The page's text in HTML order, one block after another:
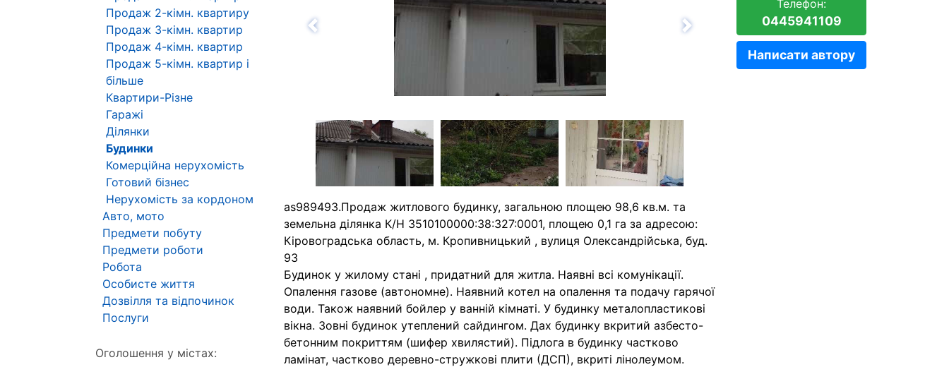
Назад
as989493.Продаж житлового будинку, загальною площею 98,6 кв.м. та
земельна ділянка К/Н 3510100000:38:327:0001, площею 0,1 га за адресою:
Кіровоградська область, м. Кропивницький , вулиця Олександрійська, буд.
93
Будинок у жилому стані , придатний для житла. Наявні всі комунікації.
Опалення газове (автономне). Наявний котел на опалення та подачу гарячої
води. Також наявний бойлер у ванній кімнаті. У будинку металопластикові
вікна. Зовні будинок утеплений сайдингом. Дах будинку вкритий азбесто-
бетонним покриттям (шифер хвилястий). Підлога в будинку частково
ламінат, частково деревно-стружкові плити (ДСП), вкриті лінолеумом.
Телефон:
0445941109
Написати автору
Продаж 2-кімн. квартиру
Продаж 3-кімн. квартир
Продаж 4-кімн. квартир
Продаж 5-кімн. квартир і
більше
Квартири-Різне
Гаражі
Ділянки
Будинки
Комерційна нерухомість
Готовий бізнес
Нерухомість за кордоном
Авто, мото
Предмети побуту
Предмети роботи
Робота
Особисте життя
Дозвілля та відпочинок
Послуги
Оголошення у містах: